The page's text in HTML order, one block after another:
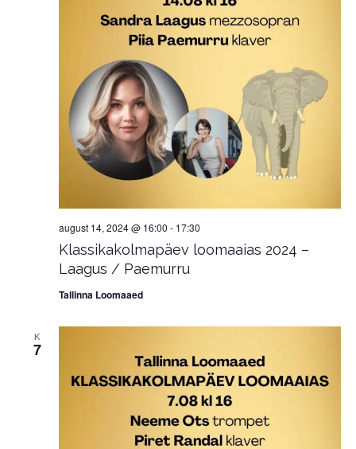
Klassikakolmapäev loomaaias 2024 –
Laagus / Paemurru
august 14, 2024 @ 16:00 - 17:30
Tallinna Loomaaed
K
7